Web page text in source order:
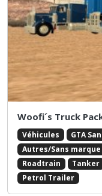
Woofi´s Truck
Véhicules GTA
Autres/Sans marque
Roadtrain
Tanker
Petrol Trailer